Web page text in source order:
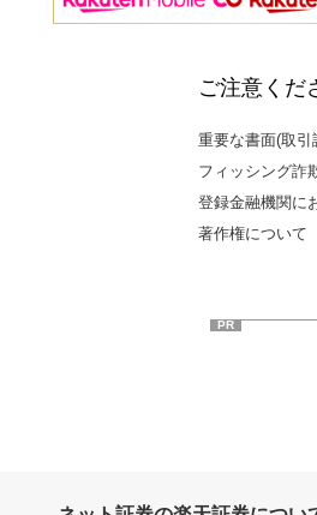
ご注意くだ
重要な書面(取
フィッシング詐
登録金融機関に
著作権について
PR